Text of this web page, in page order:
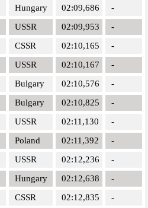
Hungary 02:09,686
-
USSR 02:09,953
-
CSSR 02:10,165
-
USSR 02:10,167
-
Bulgary 02:10,576
-
Bulgary 02:10,825
-
USSR 02:11,130
-
Poland 02:11,392
-
USSR 02:12,236
-
Hungary 02:12,638
-
CSSR 02:12,835
-